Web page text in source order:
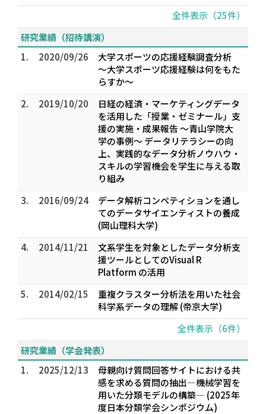
全件表示（25件）
研究業績（招待講演）
1.
2020/09/26
大学スポーツの応援経験調査分析
～大学スポーツ応援経験は何をもた
らすか～
2.
2019/10/20
日経の経済・マーケティングデータ
を活用した「授業・ゼミナール」支
援の実施・成果報告 ～青山学院大
学の事例～ データリテラシーの向
上、実践的なデータ分析ノウハウ・
スキルの学習機会を学生に与える取
り組み
3.
2016/09/24
データ解析コンペティションを通し
てのデータサイエンティストの養成
(岡山理科大学)
4.
2014/11/21
文系学生を対象としたデータ分析支
援ツールとしてのVisual R
Platform の活用
5.
2014/02/15
重複クラスター分析法を用いた社会
科学系データの理解 (帝京大学)
全件表示（6件）
研究業績（学会発表）
1.
2025/12/13
母親向け質問回答サイトにおける共
感を求める質問の抽出―機械学習を
用いた分類モデルの構築― (2025年
度日本分類学会シンポジウム)